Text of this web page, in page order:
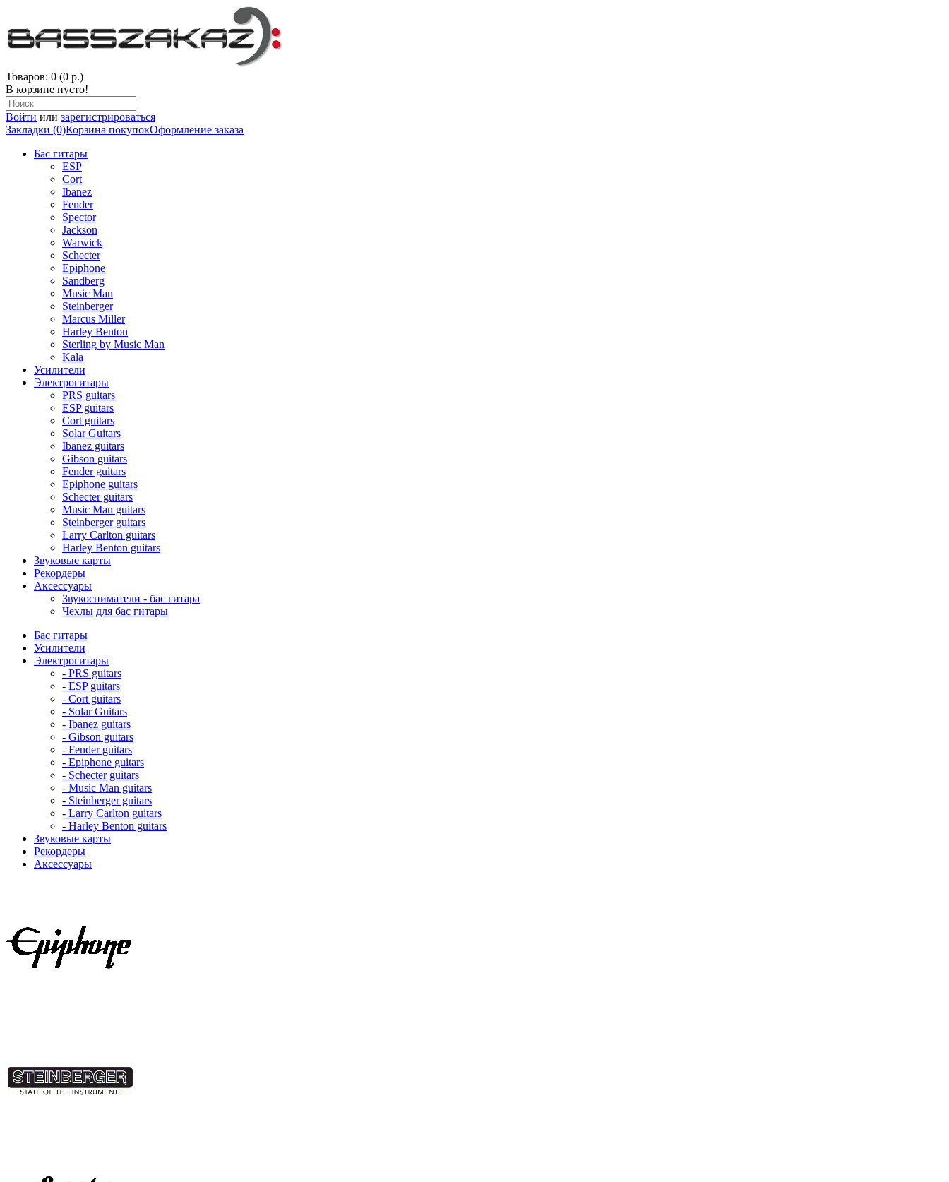
Товаров: 0 (0 р.)
В корзине пусто!
Войти или зарегистрироваться
Закладки (0)Корзина покупокОформление заказа
Бас гитары
ESP
Cort
Ibanez
Fender
Spector
Jackson
Warwick
Schecter
Epiphone
Sandberg
Music Man
Steinberger
Marcus Miller
Harley Benton
Sterling by Music Man
Kala
Усилители
Электрогитары
PRS guitars
ESP guitars
Cort guitars
Solar Guitars
Ibanez guitars
Gibson guitars
Fender guitars
Epiphone guitars
Schecter guitars
Music Man guitars
Steinberger guitars
Larry Carlton guitars
Harley Benton guitars
Звуковые карты
Рекордеры
Аксессуары
Звукосниматели - бас гитара
Чехлы для бас гитары
Бас гитары
Усилители
Электрогитары
- PRS guitars
- ESP guitars
- Cort guitars
- Solar Guitars
- Ibanez guitars
- Gibson guitars
- Fender guitars
- Epiphone guitars
- Schecter guitars
- Music Man guitars
- Steinberger guitars
- Larry Carlton guitars
- Harley Benton guitars
Звуковые карты
Рекордеры
Аксессуары